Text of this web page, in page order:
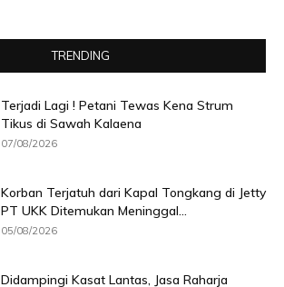
TRENDING
Terjadi Lagi ! Petani Tewas Kena Strum
Tikus di Sawah Kalaena
07/08/2026
Korban Terjatuh dari Kapal Tongkang di Jetty
PT UKK Ditemukan Meninggal...
05/08/2026
Didampingi Kasat Lantas, Jasa Raharja